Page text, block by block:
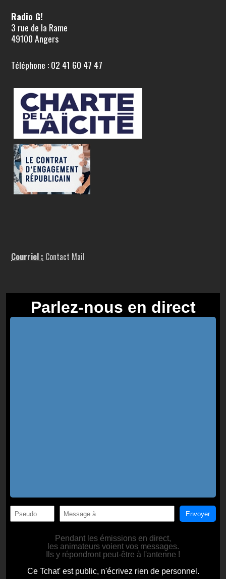
Radio G!
3 rue de la Rame
49100 Angers
Téléphone : 02 41 60 47 47
Courriel : Contact Mail